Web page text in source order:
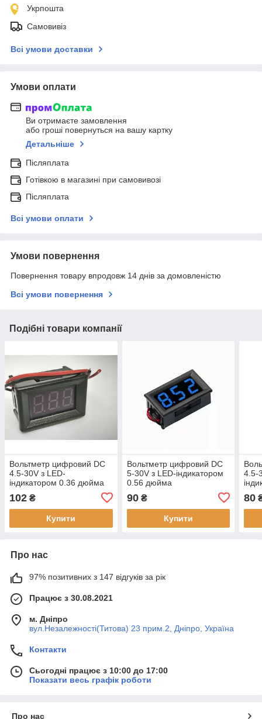
Укрпошта
Самовивіз
Всі умови доставки
Умови оплати
Ви отримаєте замовлення
або гроші повернуться на вашу картку
Детальніше
Післяплата
Готівкою в магазині при самовивозі
Післяплата
Всі умови оплати
Умови повернення
Повернення товару впродовж 14 днів за домовленістю
Всі умови повернення
Подібні товари компанії
Вольтметр цифровий DC
4.5-30V з LED-
індикатором 0.36 дюйма
102 ₴
Купити
Вольтметр цифровий DC
5-30V з LED-індикатором
0.56 дюйма
90₴
Купити
4.5-
80
Про нас
97% позитивних з 147 відгуків за рік
Працює з 30.08.2021
м. Дніпро
вул.Незалежності(Титова) 23 прим.2, Дніпро, Україна
Контакти
Сьогодні працює з 10:00 до 17:00
Показати весь графік роботи
Про нас